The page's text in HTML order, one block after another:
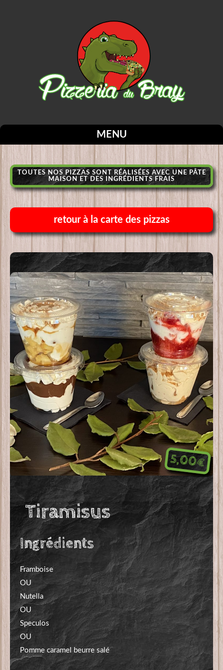
MENU
TOUTES NOS PIZZAS SONT RÉALISÉES AVEC UNE PÂTE
MAISON ET DES INGRÉDIENTS FRAIS
retour à la carte des pizzas
5,00€
Tiramisus
Ingrédients
Framboise
OU
Nutella
OU
Speculos
OU
Pomme caramel beurre salé